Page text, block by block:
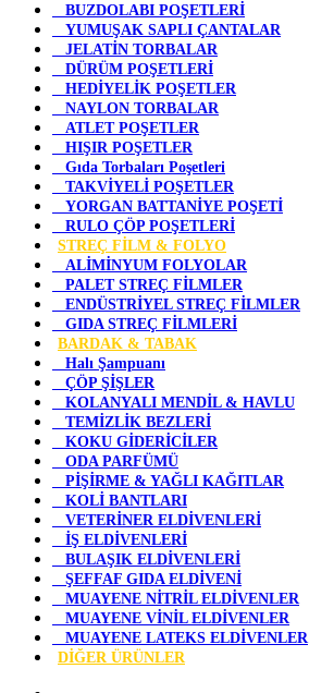
BUZDOLABI POŞETLERİ
YUMUŞAK SAPLI ÇANTALAR
JELATİN TORBALAR
DÜRÜM POŞETLERİ
HEDİYELİK POŞETLER
NAYLON TORBALAR
ATLET POŞETLER
HIŞIR POŞETLER
Gıda Torbaları Poşetleri
TAKVİYELİ POŞETLER
YORGAN BATTANİYE POŞETİ
RULO ÇÖP POŞETLERİ
STREÇ FİLM & FOLYO
ALİMİNYUM FOLYOLAR
PALET STREÇ FİLMLER
ENDÜSTRİYEL STREÇ FİLMLER
GIDA STREÇ FİLMLERİ
BARDAK & TABAK
Halı Şampuanı
ÇÖP ŞİŞLER
KOLANYALI MENDİL & HAVLU
TEMİZLİK BEZLERİ
KOKU GİDERİCİLER
ODA PARFÜMÜ
PİŞİRME & YAĞLI KAĞITLAR
KOLİ BANTLARI
VETERİNER ELDİVENLERİ
İŞ ELDİVENLERİ
BULAŞIK ELDİVENLERİ
ŞEFFAF GIDA ELDİVENİ
MUAYENE NİTRİL ELDİVENLER
MUAYENE VİNİL ELDİVENLER
MUAYENE LATEKS ELDİVENLER
DİĞER ÜRÜNLER